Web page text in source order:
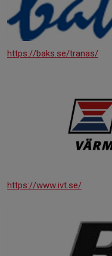
https://baks.se/tranas/
https://www.ivt.se/